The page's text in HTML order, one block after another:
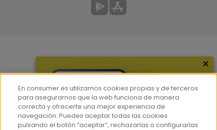
Hemeroteca
Contacto
Prensa
×
En consumer.es utilizamos cookies propias y de terceros
para asegurarnos que la web funciona de manera
correcta y ofrecerte una mejor experiencia de
navegación. Puedes aceptar todas las cookies
pulsando el botón “aceptar”, rechazarlas o configurarlas